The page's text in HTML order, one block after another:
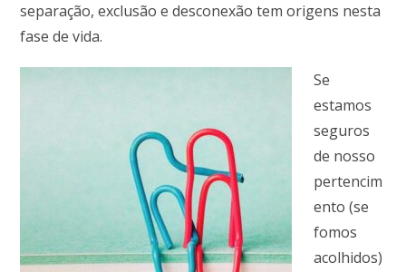
separação, exclusão e desconexão tem origens nesta
fase de vida.
Se
estamos
seguros
de nosso
pertencim
ento (se
fomos
acolhidos)